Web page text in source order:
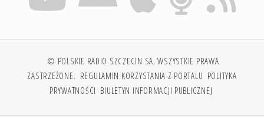
© POLSKIE RADIO SZCZECIN SA. WSZYSTKIE PRAWA
ZASTRZEŻONE. REGULAMIN KORZYSTANIA Z PORTALU POLITYKA
PRYWATNOŚCI BIULETYN INFORMACJI PUBLICZNEJ